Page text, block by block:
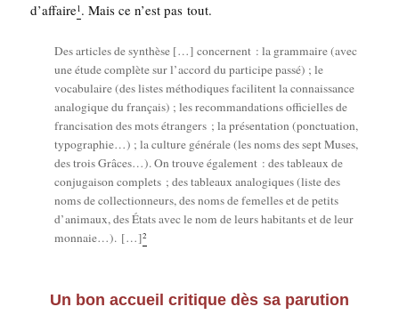
d’af­faire1. Mais ce n’est pas tout.
Des articles de syn­thèse […] concernent : la gram­maire (avec
une étude com­plète sur l’accord du par­ti­cipe pas­sé) ; le
voca­bu­laire (des listes métho­diques faci­litent la connais­sance
ana­lo­gique du fran­çais) ; les recom­man­da­tions offi­cielles de
fran­ci­sa­tion des mots étran­gers ; la pré­sen­ta­tion (ponc­tua­tion,
typo­gra­phie…) ; la culture géné­rale (les noms des sept Muses,
des trois Grâces…). On trouve éga­le­ment : des tableaux de
conju­gai­son com­plets ; des tableaux ana­lo­giques (liste des
noms de col­lec­tion­neurs, des noms de femelles et de petits
d’animaux, des États avec le nom de leurs habi­tants et de leur
mon­naie…). […]2
Un bon accueil critique dès sa parution